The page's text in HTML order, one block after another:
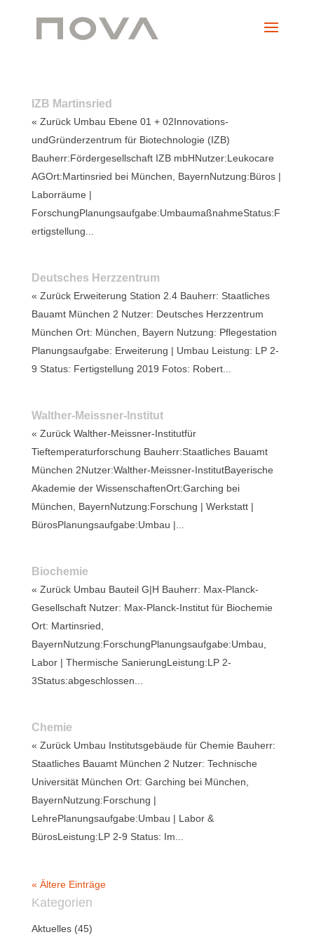
IZB Martinsried
« Zurück Umbau Ebene 01 + 02Innovations-
undGründerzentrum für Biotechnologie (IZB)
Bauherr:Fördergesellschaft IZB mbHNutzer:Leukocare
AGOrt:Martinsried bei München, BayernNutzung:Büros |
Laborräume |
ForschungPlanungsaufgabe:UmbaumaßnahmeStatus:F
ertigstellung...
Deutsches Herzzentrum
« Zurück Erweiterung Station 2.4 Bauherr: Staatliches
Bauamt München 2 Nutzer: Deutsches Herzzentrum
München Ort: München, Bayern Nutzung: Pflegestation
Planungsaufgabe: Erweiterung | Umbau Leistung: LP 2-
9 Status: Fertigstellung 2019 Fotos: Robert...
Walther-Meissner-Institut
« Zurück Walther-Meissner-Institutfür
Tieftemperaturforschung Bauherr:Staatliches Bauamt
München 2Nutzer:Walther-Meissner-InstitutBayerische
Akademie der WissenschaftenOrt:Garching bei
München, BayernNutzung:Forschung | Werkstatt |
BürosPlanungsaufgabe:Umbau |...
Biochemie
« Zurück Umbau Bauteil G|H Bauherr: Max-Planck-
Gesellschaft Nutzer: Max-Planck-Institut für Biochemie
Ort: Martinsried,
BayernNutzung:ForschungPlanungsaufgabe:Umbau,
Labor | Thermische SanierungLeistung:LP 2-
3Status:abgeschlossen...
Chemie
« Zurück Umbau Institutsgebäude für Chemie Bauherr:
Staatliches Bauamt München 2 Nutzer: Technische
Universität München Ort: Garching bei München,
BayernNutzung:Forschung |
LehrePlanungsaufgabe:Umbau | Labor &
BürosLeistung:LP 2-9 Status: Im...
« Ältere Einträge
Kategorien
Aktuelles(45)